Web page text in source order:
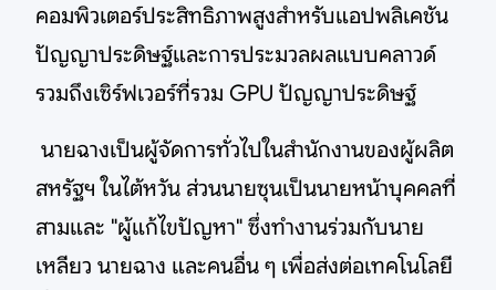
คอมพิวเตอร์ประสิทธิภาพสูงสำหรับแอปพลิเคชัน
ปัญญาประดิษฐ์และการประมวลผลแบบคลาวด์
รวมถึงเซิร์ฟเวอร์ที่รวม GPU ปัญญาประดิษฐ์
นายฉางเป็นผู้จัดการทั่วไปในสำนักงานของผู้ผลิต
สหรัฐฯ ในไต้หวัน ส่วนนายซุนเป็นนายหน้าบุคคลที่
สามและ "ผู้แก้ไขปัญหา" ซึ่งทำงานร่วมกับนาย
เหลียว นายฉาง และคนอื่น ๆ เพื่อส่งต่อเทคโนโลยี